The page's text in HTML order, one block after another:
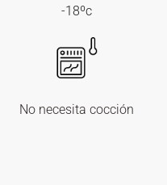
-18ºc
No necesita cocción